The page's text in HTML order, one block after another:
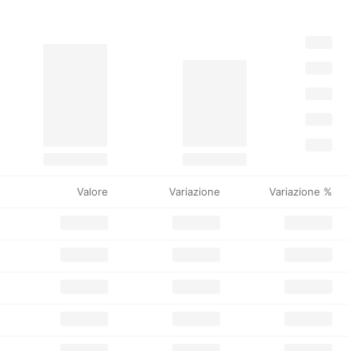
Valore Variazione Variazione %